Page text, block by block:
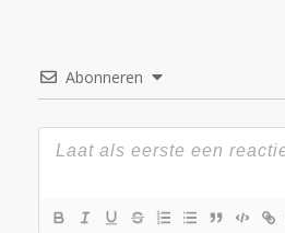
Abonneren